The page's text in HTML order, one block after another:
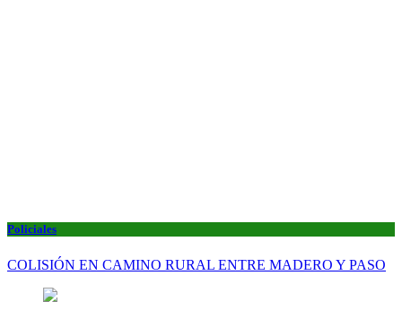
Policiales
COLISIÓN EN CAMINO RURAL ENTRE MADERO Y PASO